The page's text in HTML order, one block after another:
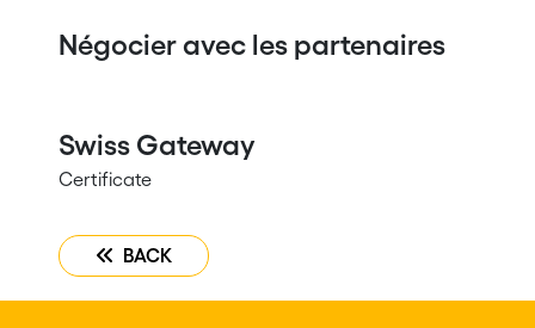
Négocier avec les partenaires
Swiss Gateway
Certificate
BACK